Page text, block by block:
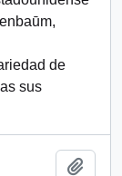
de
sus